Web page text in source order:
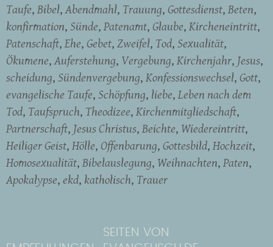
Taufe Bibel Abendmahl Trauung Gottesdienst Beten
konfirmation Sünde Patenamt Glaube Kircheneintritt
Patenschaft Ehe Gebet Zweifel Tod Sexualität
Ökumene Auferstehung Vergebung Kirchenjahr Jesus
scheidung Sündenvergebung Konfessionswechsel Gott
evangelische Taufe Schöpfung liebe Leben nach dem
Tod Taufspruch Theodizee Kirchenmitgliedschaft
Partnerschaft Jesus Christus Beichte Wiedereintritt
Heiliger Geist Hölle Offenbarung Gottesbild Hochzeit
Homosexualität Bibelauslegung Weihnachten Paten
Apokalypse ekd katholisch Trauer
SEITEN VON